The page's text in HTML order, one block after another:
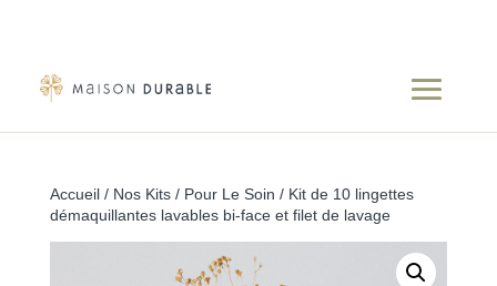
Accueil/ Nos Kits/ Pour Le Soin / Kit de 10 lingettes
démaquillantes lavables bi-face et filet de lavage